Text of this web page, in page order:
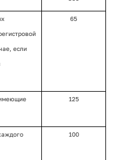
если
65
125
100